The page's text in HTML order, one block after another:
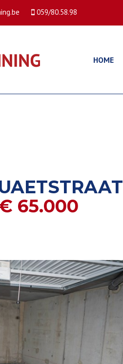
059/80.58.98
HOME
65.000